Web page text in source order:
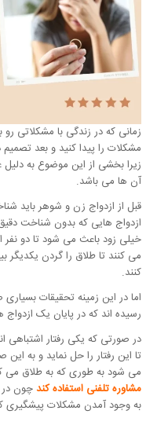
زمانی که در زندگی با مشکلاتی
مشکلات را پیدا کنید و بعد تصمیم
زیرا بخشی از این موضوع به
آن ها می باشد.
قبل از ازدواج زن و شوهر باید
ازدواج هایی که بدون شناخت
خیلی زود باعث می شود تا دو
می کنند تا طلاق را گردن یکدیگر
کنند.
اما در این زمینه تحقیقات
رسیده اند که در پایان یک
در صورتی که یکی رفتار
تا این رفتار را حل نماید و به
می شود به طوری که به طلاق می
مشاوره تلفنی استفاده کندچون در
به وجود آمدن مشکلات پیشگیری